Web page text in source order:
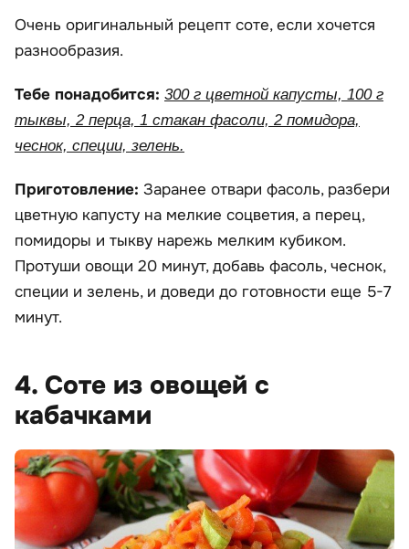
Очень оригинальный рецепт соте, если хочется
разнообразия.
Тебе понадобится: 300 г цветной капусты, 100 г
тыквы, 2 перца, 1 стакан фасоли, 2 помидора,
чеснок, специи, зелень.
Приготовление: Заранее отвари фасоль, разбери
цветную капусту на мелкие соцветия, а перец,
помидоры и тыкву нарежь мелким кубиком.
Протуши овощи 20 минут, добавь фасоль, чеснок,
специи и зелень, и доведи до готовности еще 5-7
минут.
4. Соте из овощей с
кабачками